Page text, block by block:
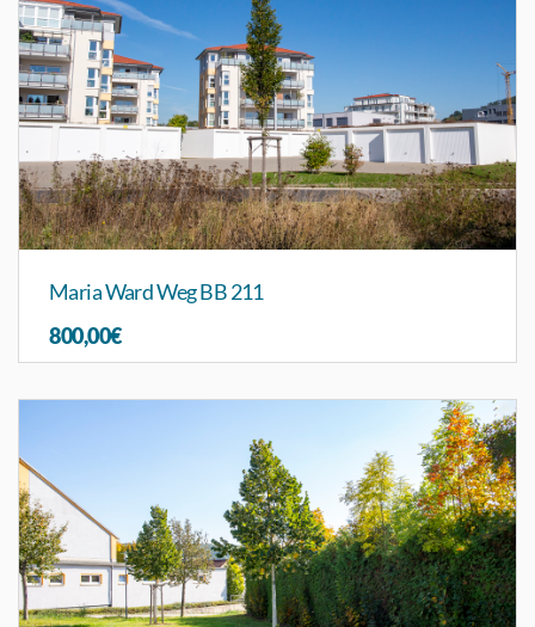
Maria Ward Weg BB 211
800,00€